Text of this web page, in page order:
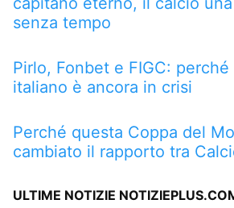
senza tempo
Pirlo, Fonbet e FIGC:
italiano è ancora in crisi
Perché questa Coppa del
cambiato il rapporto tra
ULTIME NOTIZIE